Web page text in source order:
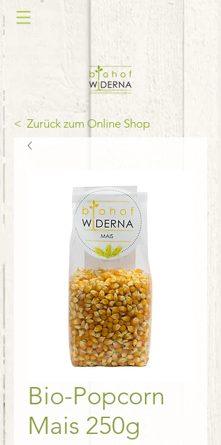
< Zurück zum Online Shop
Bio-Popcorn
Mais 250g